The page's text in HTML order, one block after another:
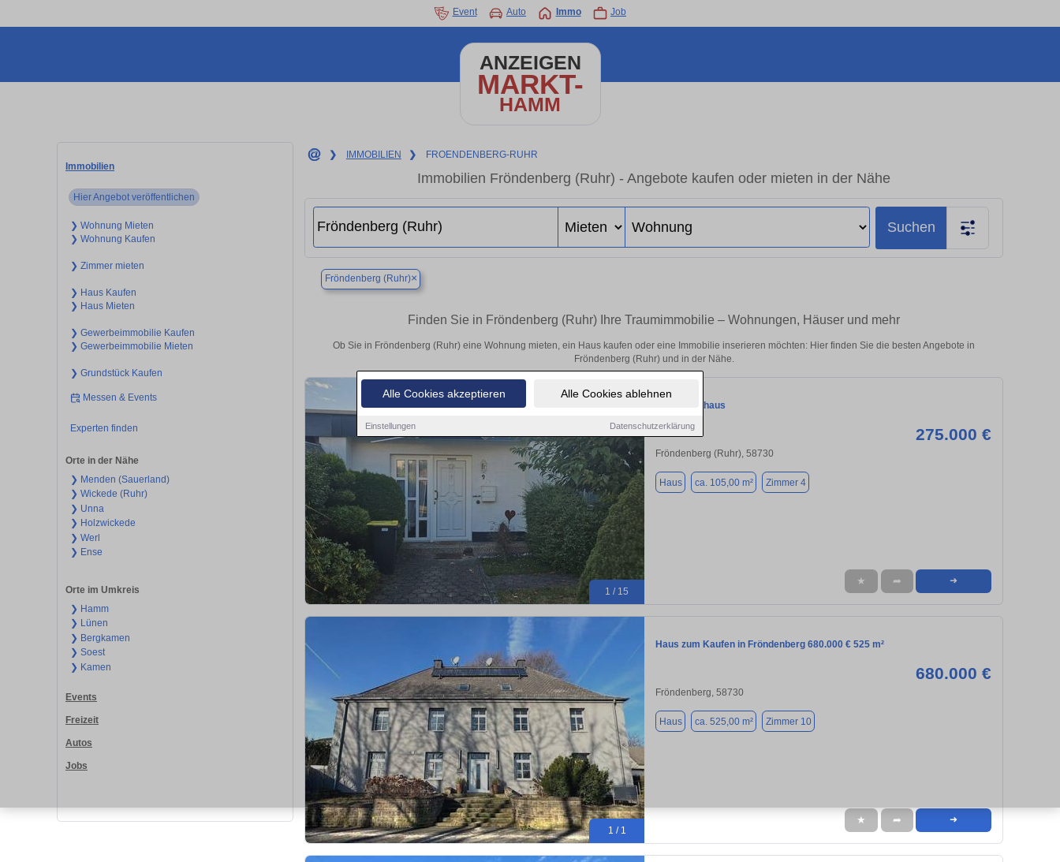
Alle Cookies akzeptieren Alle Cookies ablehnen
Einstellungen Datenschutzerklärung
Event Auto Immo Job
ANZEIGEN
MARKT-
HAMM
Immobilien
Hier Angebot veröffentlichen
❯ Wohnung Mieten
❯ Wohnung Kaufen
❯ Zimmer mieten
❯ Haus Kaufen
❯ Haus Mieten
❯ Gewerbeimmobilie Kaufen
❯ Gewerbeimmobilie Mieten
❯ Grundstück Kaufen
Messen & Events
Experten finden
Orte in der Nähe
❯ Menden (Sauerland)
❯ Wickede (Ruhr)
❯ Unna
❯ Holzwickede
❯ Werl
❯ Ense
Orte im Umkreis
❯ Hamm
❯ Lünen
❯ Bergkamen
❯ Soest
❯ Kamen
Events
Freizeit
Autos
Jobs
❯ IMMOBILIEN ❯ FROENDENBERG-RUHR
Immobilien Fröndenberg (Ruhr) - Angebote kaufen oder mieten in der Nähe
Suchen
Fröndenberg (Ruhr)×
Finden Sie in Fröndenberg (Ruhr) Ihre Traumimmobilie – Wohnungen, Häuser und mehr
Ob Sie in Fröndenberg (Ruhr) eine Wohnung mieten, ein Haus kaufen oder eine Immobilie inserieren möchten: Hier finden Sie die besten Angebote in
Fröndenberg (Ruhr) und in der Nähe.
1 / 15
Reihenendhaus
275.000 €
Fröndenberg (Ruhr), 58730
Haus ca. 105,00 m² Zimmer 4
★ ➦ ➜
1 / 1
Haus zum Kaufen in Fröndenberg 680.000 € 525 m²
680.000 €
Fröndenberg, 58730
Haus ca. 525,00 m² Zimmer 10
★ ➦ ➜